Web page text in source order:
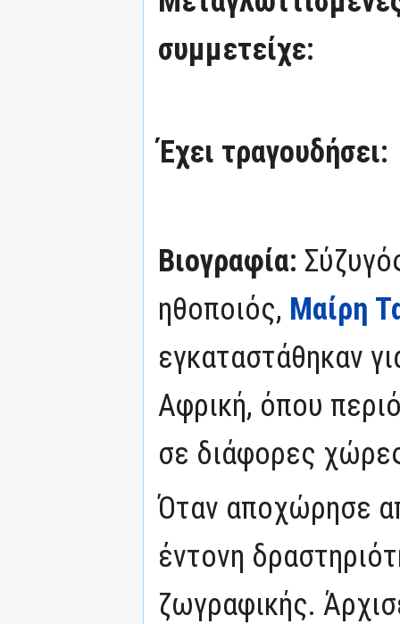
συμμετείχε:
Έχει τραγουδήσει:
Βιογραφία:
ηθοποιός, Μαίρη
εγκαταστάθηκαν
Αφρική, όπου
σε διάφορες
Όταν αποχώρησε
έντονη
ζωγραφικής.